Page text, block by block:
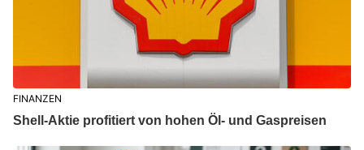
FINANZEN
Shell-Aktie profitiert von hohen Öl- und Gaspreisen